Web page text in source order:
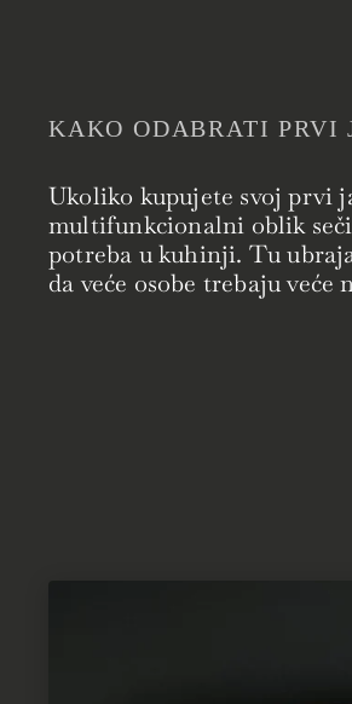
KAKO ODABRATI PRVI
Ukoliko kupujete svoj prvi
multifunkcionalni oblik
potreba u kuhinji. Tu
da veće osobe trebaju veće